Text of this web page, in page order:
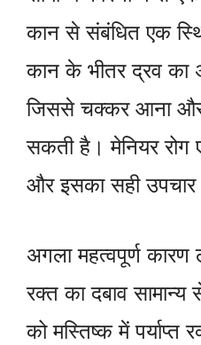
कान से संबंधित एक
कान के भीतर द्रव का
जिससे चक्कर आना और
सकती है। मेनियर रोग
और इसका सही
अगला महत्वपूर्ण
रक्त का दबाव सामान्य
को मस्तिष्क में पर्याप्त